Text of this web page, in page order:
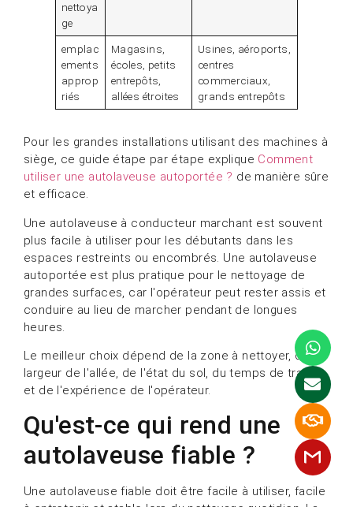
nettoya
ge
emplac
ements
approp
riés
Magasins,
écoles, petits
entrepôts,
allées étroites
Usines, aéroports,
centres
commerciaux,
grands entrepôts
Pour les grandes installations utilisant des machines à
siège, ce guide étape par étape explique Comment
utiliser une autolaveuse autoportée ? de manière sûre
et efficace.
Une autolaveuse à conducteur marchant est souvent
plus facile à utiliser pour les débutants dans les
espaces restreints ou encombrés. Une autolaveuse
autoportée est plus pratique pour le nettoyage de
grandes surfaces, car l'opérateur peut rester assis et
conduire au lieu de marcher pendant de longues
heures.
Le meilleur choix dépend de la zone à nettoyer, de la
largeur de l'allée, de l'état du sol, du temps de travail
et de l'expérience de l'opérateur.
Qu'est-ce qui rend une
autolaveuse fiable ?
Une autolaveuse fiable doit être facile à utiliser, facile